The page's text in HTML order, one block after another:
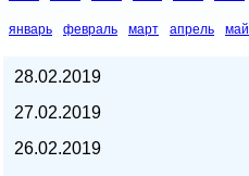
Курсы валют в Казахстане,
январь февраль март апрель май
28.02.2019
27.02.2019
26.02.2019